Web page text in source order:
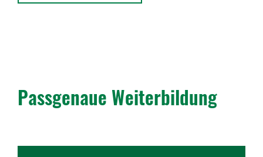
Pass­ge­naue Weiter­bil­dung